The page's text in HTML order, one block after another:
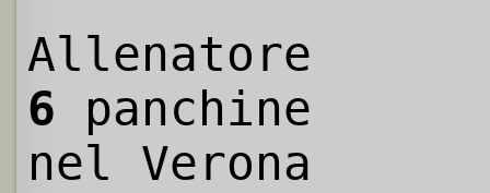
Allenatore
6 panchine
nel Verona